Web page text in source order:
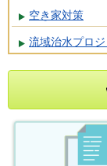
空き家対策
流域治水プロ